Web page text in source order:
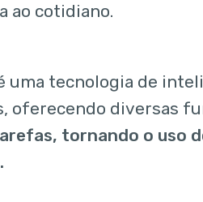
ao cotidiano.
uma tecnologia de
oferecendo diversas
tornando o uso